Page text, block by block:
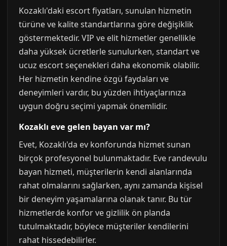
Kozaklı'daki escort fiyatları, sunulan hizmetin
türüne ve kalite standartlarına göre değişiklik
göstermektedir. VIP ve elit hizmetler genellikle
daha yüksek ücretlerle sunulurken, standart ve
ucuz escort seçenekleri daha ekonomik olabilir.
Her hizmetin kendine özgü faydaları ve
deneyimleri vardır, bu yüzden ihtiyaçlarınıza
uygun doğru seçimi yapmak önemlidir.
Kozaklı eve gelen bayan var mı?
Evet, Kozaklı'da ev konforunda hizmet sunan
birçok profesyonel bulunmaktadır. Eve randevulu
bayan hizmeti, müşterilerin kendi alanlarında
rahat olmalarını sağlarken, aynı zamanda kişisel
bir deneyim yaşamalarına olanak tanır. Bu tür
hizmetlerde konfor ve gizlilik ön planda
tutulmaktadır, böylece müşteriler kendilerini
rahat hissedebilirler.